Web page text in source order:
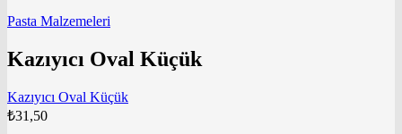
Pasta Malzemeleri
Kazıyıcı Oval Küçük
Kazıyıcı Oval Küçük
₺31,50